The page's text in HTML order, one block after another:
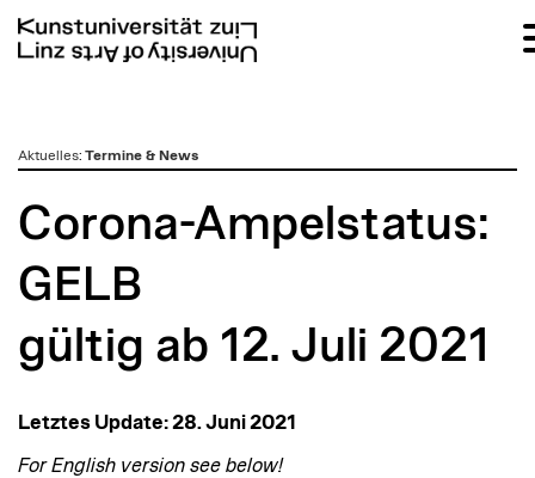
zumAktuelles: Termine & News
Corona-Ampelstatus:
GELB
gültig ab 12. Juli 2021
Letztes Update: 28. Juni 2021
For English version see below!